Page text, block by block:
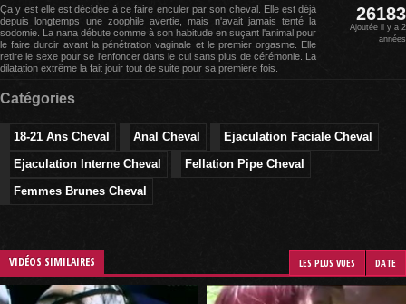
Ça y est elle est décidée à ce faire enculer par son cheval. Elle est déjà
depuis longtemps une zoophile avertie, mais n'avait jamais tenté la
sodomie. La nana débute comme à son habitude en suçant l'animal pour
le faire durcir avant la pénétration vaginale et le premier orgasme. Elle
retire le sexe pour se l'enfoncer dans le cul sans plus de cérémonie. La
dilatation extrême la fait jouir tout de suite pour sa première fois.
26183
Ajoutée il y a 2
années
Catégories
18-21 Ans Cheval Anal Cheval
Ejaculation Faciale Cheval
Ejaculation Interne Cheval
Fellation Pipe Cheval
Femmes Brunes Cheval
VIDÉOS SIMILAIRES LES PLUS VUES DATE